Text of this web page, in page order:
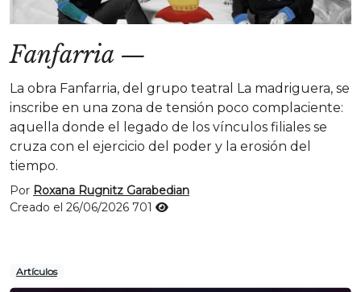
Fanfarria —
La obra Fanfarria, del grupo teatral La madriguera, se
inscribe en una zona de tensión poco complaciente:
aquella donde el legado de los vínculos filiales se
cruza con el ejercicio del poder y la erosión del
tiempo.
Por Roxana Rugnitz Garabedian
Creado el 26/06/2026 701
Artículos